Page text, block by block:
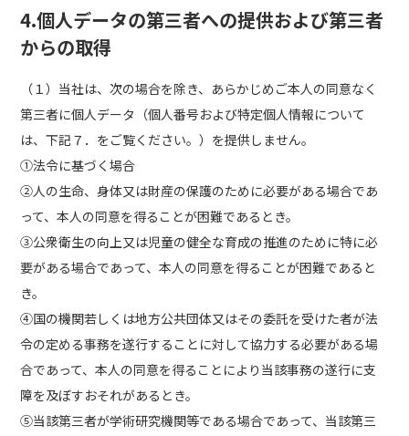
4.個人データの第三者への提供および第三者
からの取得
（１）当社は、次の場合を除き、あらかじめご本人の同意なく
第三者に個人データ（個人番号および特定個人情報について
は、下記７．をご覧ください。）を提供しません。
①法令に基づく場合
②人の生命、身体又は財産の保護のために必要がある場合であ
って、本人の同意を得ることが困難であるとき。
③公衆衛生の向上又は児童の健全な育成の推進のために特に必
要がある場合であって、本人の同意を得ることが困難であると
き。
④国の機関若しくは地方公共団体又はその委託を受けた者が法
令の定める事務を遂行することに対して協力する必要がある場
合であって、本人の同意を得ることにより当該事務の遂行に支
障を及ぼすおそれがあるとき。
⑤当該第三者が学術研究機関等である場合であって、当該第三